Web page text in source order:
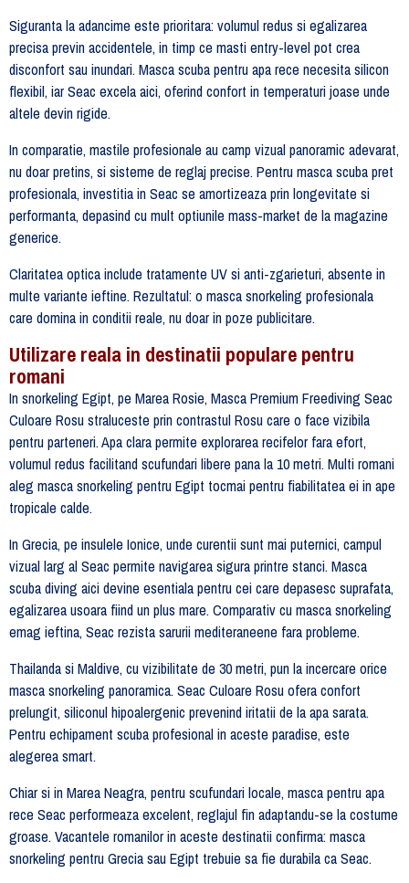
Siguranta la adancime este prioritara: volumul redus si egalizarea
precisa previn accidentele, in timp ce masti entry-level pot crea
disconfort sau inundari. Masca scuba pentru apa rece necesita silicon
flexibil, iar Seac excela aici, oferind confort in temperaturi joase unde
altele devin rigide.
In comparatie, mastile profesionale au camp vizual panoramic adevarat,
nu doar pretins, si sisteme de reglaj precise. Pentru masca scuba pret
profesionala, investitia in Seac se amortizeaza prin longevitate si
performanta, depasind cu mult optiunile mass-market de la magazine
generice.
Claritatea optica include tratamente UV si anti-zgarieturi, absente in
multe variante ieftine. Rezultatul: o masca snorkeling profesionala
care domina in conditii reale, nu doar in poze publicitare.
Utilizare reala in destinatii populare pentru
romani
In snorkeling Egipt, pe Marea Rosie, Masca Premium Freediving Seac
Culoare Rosu straluceste prin contrastul Rosu care o face vizibila
pentru parteneri. Apa clara permite explorarea recifelor fara efort,
volumul redus facilitand scufundari libere pana la 10 metri. Multi romani
aleg masca snorkeling pentru Egipt tocmai pentru fiabilitatea ei in ape
tropicale calde.
In Grecia, pe insulele Ionice, unde curentii sunt mai puternici, campul
vizual larg al Seac permite navigarea sigura printre stanci. Masca
scuba diving aici devine esentiala pentru cei care depasesc suprafata,
egalizarea usoara fiind un plus mare. Comparativ cu masca snorkeling
emag ieftina, Seac rezista sarurii mediteraneene fara probleme.
Thailanda si Maldive, cu vizibilitate de 30 metri, pun la incercare orice
masca snorkeling panoramica. Seac Culoare Rosu ofera confort
prelungit, siliconul hipoalergenic prevenind iritatii de la apa sarata.
Pentru echipament scuba profesional in aceste paradise, este
alegerea smart.
Chiar si in Marea Neagra, pentru scufundari locale, masca pentru apa
rece Seac performeaza excelent, reglajul fin adaptandu-se la costume
groase. Vacantele romanilor in aceste destinatii confirma: masca
snorkeling pentru Grecia sau Egipt trebuie sa fie durabila ca Seac.